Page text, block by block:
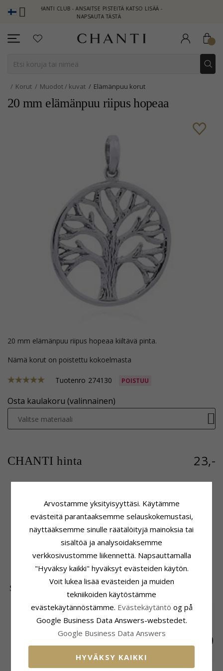
CHANTI CLUB - ANSAITSE PISTEITÄ KATSO LISÄÄ -
NAPSAUTA TÄSTÄ
Korut Muodot / kuvat Elämänpuu korut
20 mm elämänpuu riipus hopeaa
20 mm elämänpuu riipus hopeaa kiiltävä pinta.
Nämä korut on poistettu kokoelmasta
Tuotenro 274130 POISTUU
Osta kaulakoru (valinnainen)
Valitse materiaali
CHANTI hinta 23,-
Tuoteseloste
ADJEKTIIVIT:20 mm
Muoto:Elämänpuu
Riipus
Hopeaa
Kiiltävä
Kiinnitys
Läpimitta:20,2 mm
Korkeus:28,8 mm
0,9 mm
Toimitusaika
Toimitusaika:
SUOSITUIMMAT TUOTTEET LUOKASSA
25 mm elämänpuu
6,5 mm elämänpuu
15 mm støvring
Arvostamme yksityisyyttäsi. Käytämme
evästeitä parantaaksemme selauskokemustasi,
näyttääksemme sinulle räätälöityjä mainoksia tai
sisältöä ja analysoidaksemme
verkkosivustomme liikennettä. Napsauttamalla
"Hyväksy kaikki" hyväksyt evästeiden käytön.
Voit lukea lisää evästeiden ja muiden
tekniikoiden käytöstämme
evästekäytännöstämme. Evästekäytäntö og på
Google Business Data Answers-webstedet.
Google Business Data Answers
HYVÄKSY KAIKKI